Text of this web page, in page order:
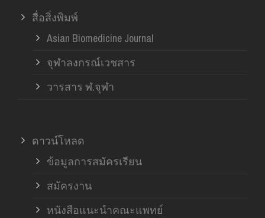
สื่อสิ่งพิมพ์
Asian Biomedicine Journal
จุฬาลงกรณ์เวชสาร
วารสาร ฬ.จุฬา
ดาวน์โหลด
ข้อมูลการสมัครเรียน
สมัครงาน
หนังสือแนะนำคณะแพทย์